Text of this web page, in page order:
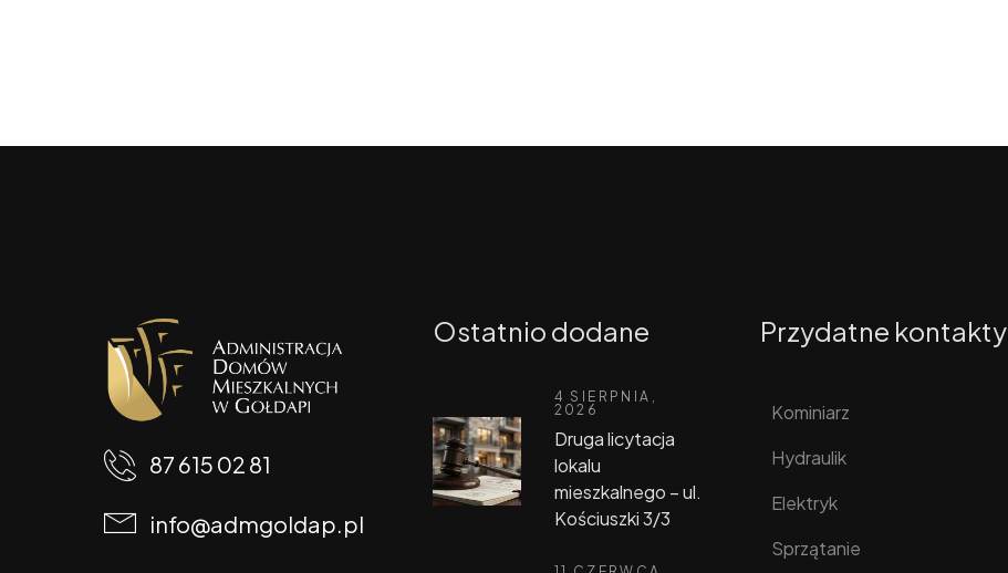
87 615 02 81
info@admgoldap.pl
Ostatnio dodane
4 SIERPNIA,
2026
Druga licytacja
lokalu
mieszkalnego – ul.
Kościuszki 3/3
Przydatne kontakty
Kominiarz
Hydraulik
Elektryk
Sprzątanie